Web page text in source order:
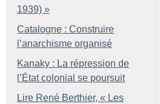
1939) »
Catalogne : Construire
l’anarchisme organisé
Kanaky : La répression de
l’État colonial se poursuit
Lire René Berthier, « Les